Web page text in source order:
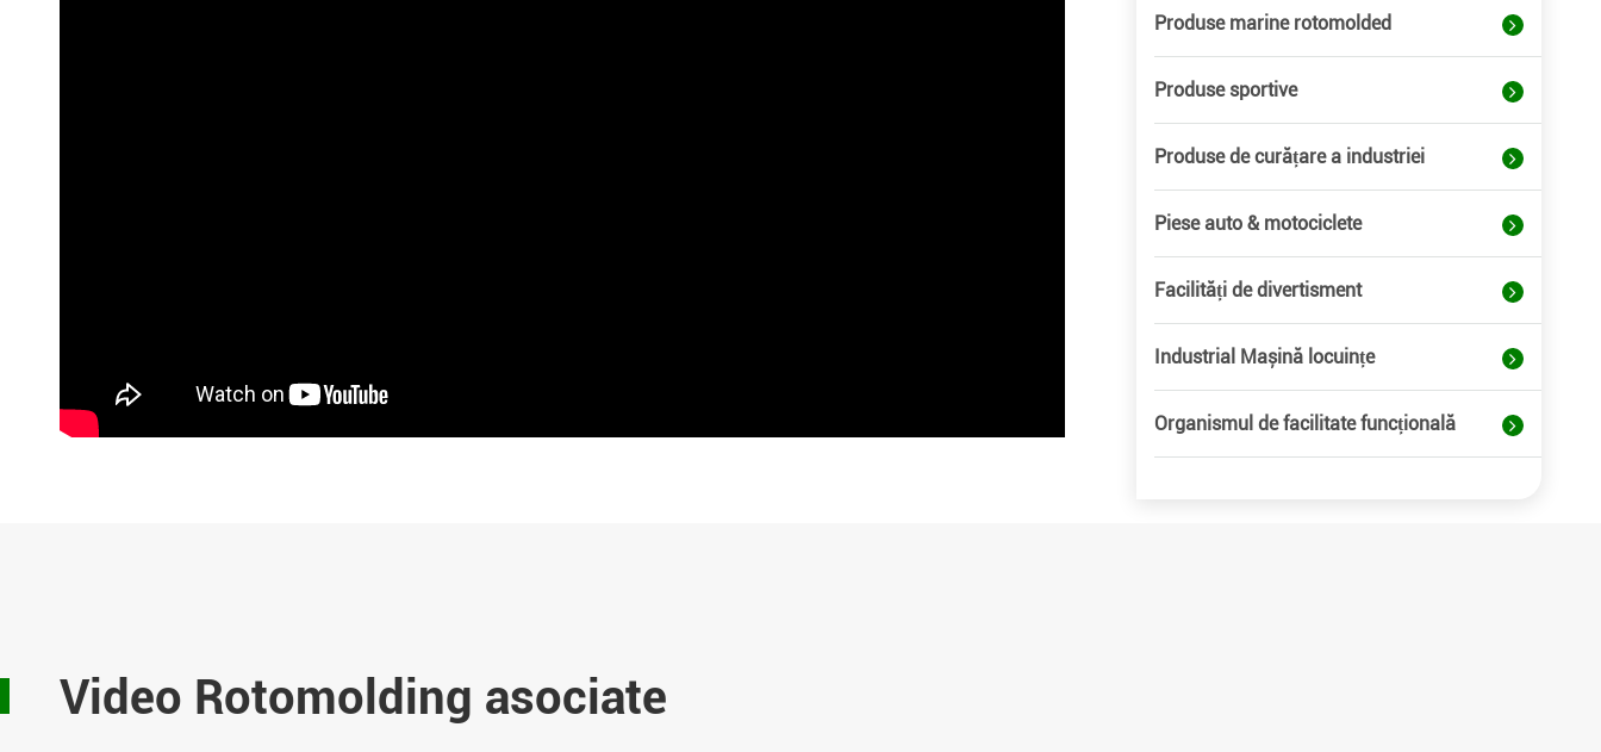
Produse marine rotomolded
Produse sportive
Produse de curățare a industriei
Piese auto & motociclete
Facilități de divertisment
Industrial Mașină locuințe
Organismul de facilitate funcțională
Video Rotomolding asociate